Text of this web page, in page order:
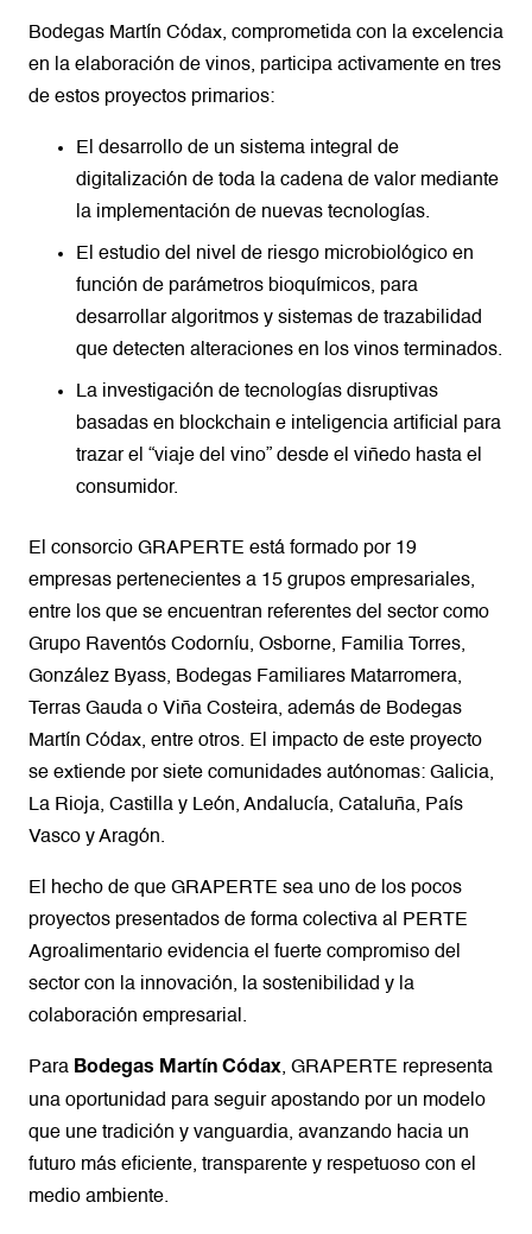
Bodegas Martín Códax, comprometida con la excelencia
en la elaboración de vinos, participa activamente en tres
de estos proyectos primarios:
El desarrollo de un sistema integral de
digitalización de toda la cadena de valor mediante
la implementación de nuevas tecnologías.
El estudio del nivel de riesgo microbiológico en
función de parámetros bioquímicos, para
desarrollar algoritmos y sistemas de trazabilidad
que detecten alteraciones en los vinos terminados.
La investigación de tecnologías disruptivas
basadas en blockchain e inteligencia artificial para
trazar el “viaje del vino” desde el viñedo hasta el
consumidor.
El consorcio GRAPERTE está formado por 19
empresas pertenecientes a 15 grupos empresariales,
entre los que se encuentran referentes del sector como
Grupo Raventós Codorníu, Osborne, Familia Torres,
González Byass, Bodegas Familiares Matarromera,
Terras Gauda o Viña Costeira, además de Bodegas
Martín Códax, entre otros. El impacto de este proyecto
se extiende por siete comunidades autónomas: Galicia,
La Rioja, Castilla y León, Andalucía, Cataluña, País
Vasco y Aragón.
El hecho de que GRAPERTE sea uno de los pocos
proyectos presentados de forma colectiva al PERTE
Agroalimentario evidencia el fuerte compromiso del
sector con la innovación, la sostenibilidad y la
colaboración empresarial.
Para Bodegas Martín Códax, GRAPERTE representa
una oportunidad para seguir apostando por un modelo
que une tradición y vanguardia, avanzando hacia un
futuro más eficiente, transparente y respetuoso con el
medio ambiente.